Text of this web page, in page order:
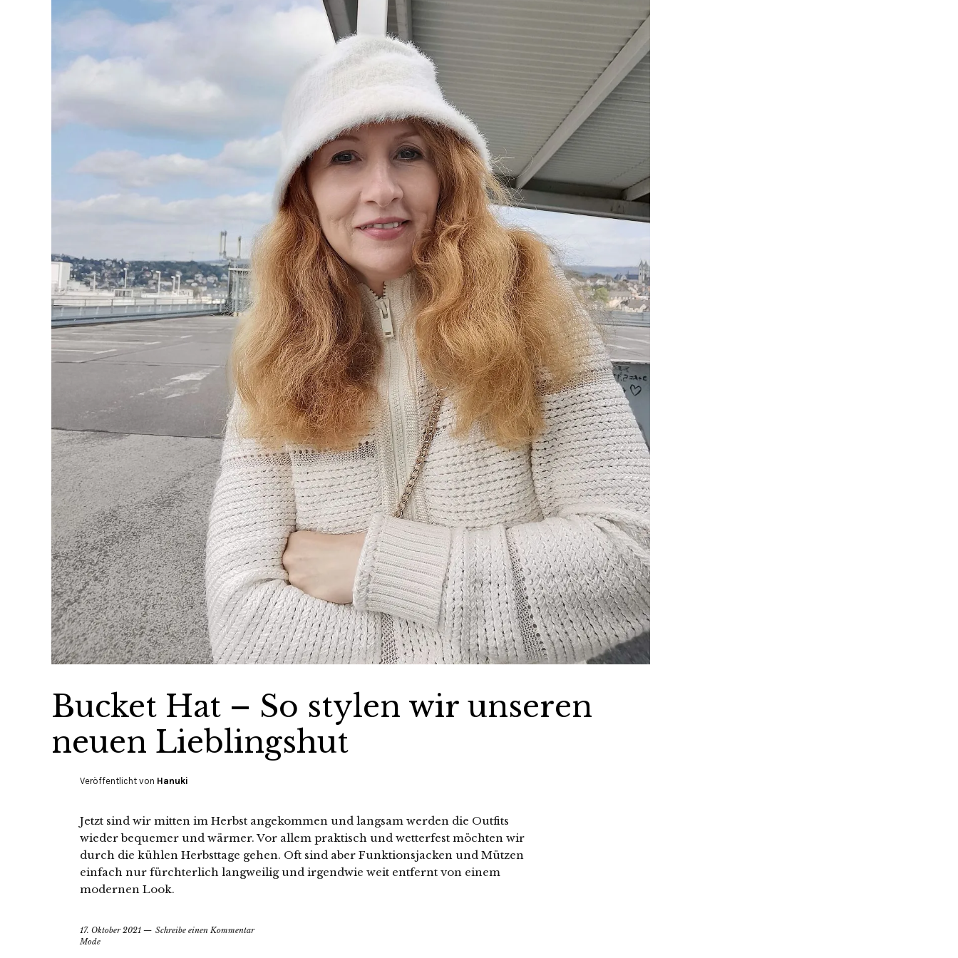
Bucket Hat – So stylen wir unseren
neuen Lieblingshut
Veröffentlicht von Hanuki
Jetzt sind wir mitten im Herbst angekommen und langsam werden die Outfits
wieder bequemer und wärmer. Vor allem praktisch und wetterfest möchten wir
durch die kühlen Herbsttage gehen. Oft sind aber Funktionsjacken und Mützen
einfach nur fürchterlich langweilig und irgendwie weit entfernt von einem
modernen Look.
17. Oktober 2021
Schreibe einen Kommentar
Mode